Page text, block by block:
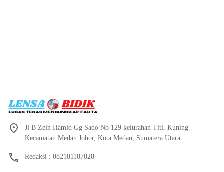
Jl B Zein Hamid Gg Sado No 129 kelurahan Titi, Kuning
Kecamatan Medan Johor, Kota Medan, Sumatera Utara
Redaksi : 082181187028